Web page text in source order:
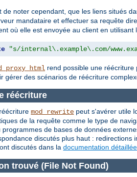
de noter cependant, que les liens situés
mandataire et effectuer sa requête
où elle est envoyée au client en utilisant
"s/internal\.example\.com/
rend possible une
gérer des scénarios de réécriture
réécriture
mod_rewrite peut s'avérer utile
de la requête comme le type de
programmes de bases de données
discutés plus haut :
discutés dans la documentation
trouvé (File Not Found)